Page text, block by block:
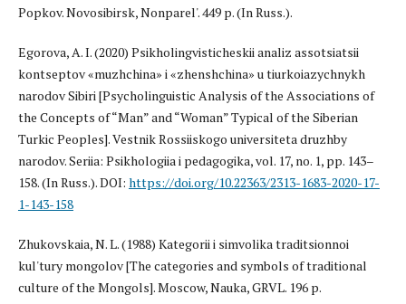
Popkov. Novosibirsk, Nonparel'. 449 p. (In Russ.).
Egorova, A. I. (2020) Psikholingvisticheskii analiz assotsiatsii
kontseptov «muzhchina» i «zhenshchina» u tiurkoiazychnykh
narodov Sibiri [Psycholinguistic Analysis of the Associations of
the Concepts of “Man” and “Woman” Typical of the Siberian
Turkic Peoples]. Vestnik Rossiiskogo universiteta druzhby
narodov. Seriia: Psikhologiia i pedagogika, vol. 17, no. 1, pp. 143–
158. (In Russ.). DOI: https://doi.org/10.22363/2313-1683-2020-17-
1-143-158
Zhukovskaia, N. L. (1988) Kategorii i simvolika traditsionnoi
kul'tury mongolov [The categories and symbols of traditional
culture of the Mongols]. Moscow, Nauka, GRVL. 196 p.